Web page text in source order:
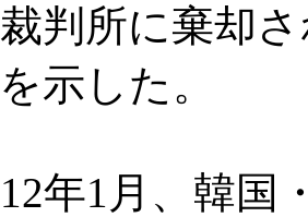
判所に棄却
示した。
年1月、韓国